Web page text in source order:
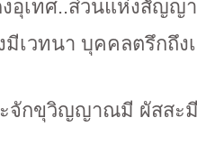
อุเทศ..ส่วนแห่งสัญญ
มีเวทนา บุคคลตรึกถึ
จักขุวิญญาณมี ผัสสะ